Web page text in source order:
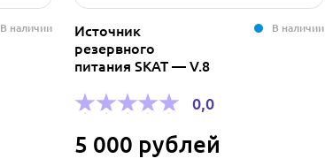
В наличии
Источник
резервного
питания SKAT — V.8
В наличии
0,0
5 000 рублей